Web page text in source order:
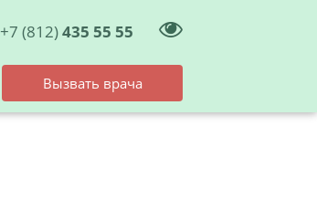
+7 (812)435 55 55
Вызвать врача